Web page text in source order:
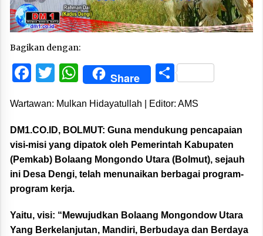
Bagikan dengan:
Facebook
Twitter
WhatsApp
Share Share
Wartawan: Mulkan Hidayatullah | Editor: AMS
DM1.CO.ID, BOLMUT: Guna mendukung pencapaian
visi-misi yang dipatok oleh Pemerintah Kabupaten
(Pemkab) Bolaang Mongondo Utara (Bolmut), sejauh
ini Desa Dengi, telah menunaikan berbagai program-
program kerja.
Yaitu, visi: “Mewujudkan Bolaang Mongondow Utara
Yang Berkelanjutan, Mandiri, Berbudaya dan Berdaya